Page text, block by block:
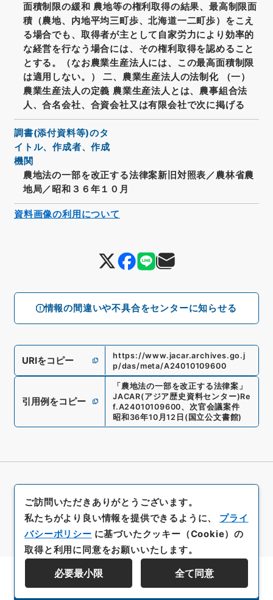
情報の間違いや不具合をセンターに知らせる
面積制限の緩和 農地等の権利取得の結果、最高制限面
積（農地、内地平均三町歩、北海道一二町歩）をこえ
る場合でも、取得者が主として自家労力により効率的
な経営を行なう場合には、その権利取得を認めること
とする。（なお農業生産法人には、この最高面積制限
は適用しない。） 二、農業生産法人の法制化 （一）
農業生産法人の定義 農業生産法人とは、農事組合法
人、合名会社、合資会社又は有限会社で次に掲げる
調書(添付資料等)のタ
イトル、作成者、作成
機関
農地法の一部を改正する法律案新旧対照表／農林省農
地局／昭和３６年１０月
URIをコピー
https://www.jacar.archives.go.j
p/das/meta/A24010109600
引用例をコピー
「農地法の一部を改正する法律案 」
JACAR(アジア歴史資料センター)Re
f.A24010109600、 次官会議案件
昭和36年10月12日 (国立公文書館)
資料画像の利用について
資料群階層を表示する
ご訪問いただきありがとうございます。
私たちがより良い情報を提供できるように、 プライ
バシーポリシー に基づいたクッキー（Cookie）の
取得と利用に同意をお願いいたします。
必要最小限 全て同意